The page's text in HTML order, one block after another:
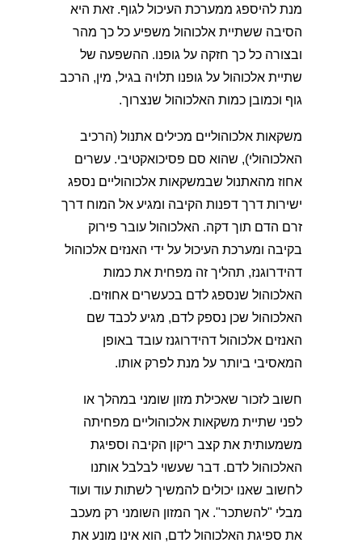
מנת להיספג ממערכת העיכול לגוף. זאת היא
הסיבה ששתיית אלכוהול משפיע כל כך מהר
ובצורה כל כך חזקה על גופנו. ההשפעה של
שתיית אלכוהול על גופנו תלויה בגיל, מין, הרכב
גוף וכמובן כמות האלכוהול שנצרוך.
משקאות אלכוהוליים מכילים אתנול (הרכיב
האלכוהולי), שהוא סם פסיכואקטיבי. עשרים
אחוז מהאתנול שבמשקאות אלכוהוליים נספג
ישירות דרך דפנות הקיבה ומגיע אל המוח דרך
זרם הדם תוך דקה. האלכוהול עובר פירוק
בקיבה ומערכת העיכול על ידי האנזים אלכוהול
דהידרוגנז, תהליך זה מפחית את כמות
האלכוהול שנספג לדם בכעשרים אחוזים.
האלכוהול שכן נספק לדם, מגיע לכבד שם
האנזים אלכוהול דהידרוגנז עובד באופן
המאסיבי ביותר על מנת לפרק אותו.
חשוב לזכור שאכילת מזון שומני במהלך או
לפני שתיית משקאות אלכוהוליים מפחיתה
משמעותית את קצב ריקון הקיבה וספיגת
האלכוהול לדם. דבר שעשוי לבלבל אותנו
לחשוב שאנו יכולים להמשיך לשתות עוד ועוד
מבלי "להשתכר". אך המזון השומני רק מעכב
את ספיגת האלכוהול לדם, הוא אינו מונע את